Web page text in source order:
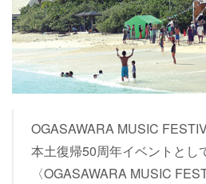
OGASAWARA MUSIC
本土復帰50周年イベントとし
〈OGASAWARA MUSIC